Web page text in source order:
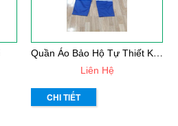
Q
Uần Áo Bảo Hộ Tự Thiết Kế Mẫu 33
Liên Hệ
CHI TIẾT